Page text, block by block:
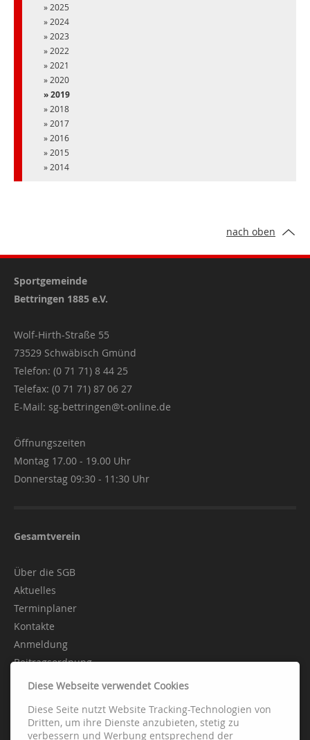
2025
2024
2023
2022
2021
2020
2019
2018
2017
2016
2015
2014
nach oben
Sportgemeinde
Bettringen 1885 e.V.
Wolf-Hirth-Straße 55
73529 Schwäbisch Gmünd
Telefon: (0 71 71) 8 44 25
Telefax: (0 71 71) 87 06 27
E-Mail: sg-bettringen@t-online.de
Öffnungszeiten
Montag 17.00 - 19.00 Uhr
Donnerstag 09:30 - 11:30 Uhr
Gesamtverein
Über die SGB
Aktuelles
Terminplaner
Kontakte
Anmeldung
Beitragsordnung
Abteilungen
Diese Webseite verwendet Cookies
Diese Seite nutzt Website Tracking-Technologien von
Dritten, um ihre Dienste anzubieten, stetig zu
verbessern und Werbung entsprechend der